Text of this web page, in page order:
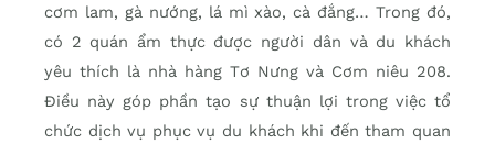
cơm lam, gà nướng, lá mì xào, cà đắng… Trong đó,
có 2 quán ẩm thực được người dân và du khách
yêu thích là nhà hàng Tơ Nưng và Cơm niêu 208.
Điều này góp phần tạo sự thuận lợi trong việc tổ
chức dịch vụ phục vụ du khách khi đến tham quan